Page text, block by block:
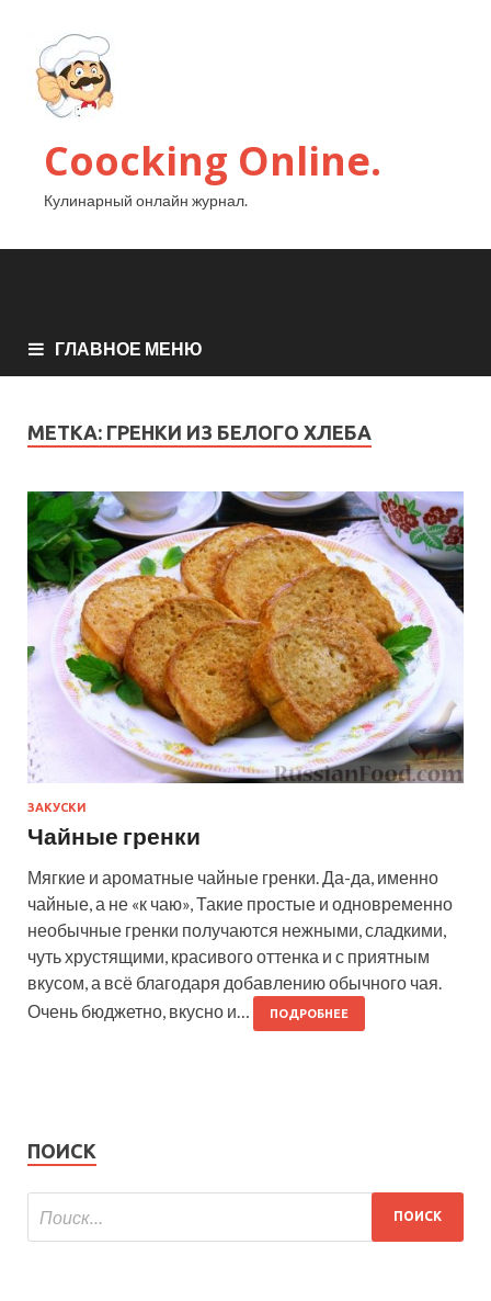
Coocking Online.
Кулинарный онлайн журнал.
ГЛАВНОЕ МЕНЮ
МЕТКА: ГРЕНКИ ИЗ БЕЛОГО ХЛЕБА
ЗАКУСКИ
Чайные гренки
Мягкие и ароматные чайные гренки. Да-да, именно
чайные, а не «к чаю», Такие простые и одновременно
необычные гренки получаются нежными, сладкими,
чуть хрустящими, красивого оттенка и с приятным
вкусом, а всё благодаря добавлению обычного чая.
Очень бюджетно, вкусно и…
ПОДРОБНЕЕ
ПОИСК